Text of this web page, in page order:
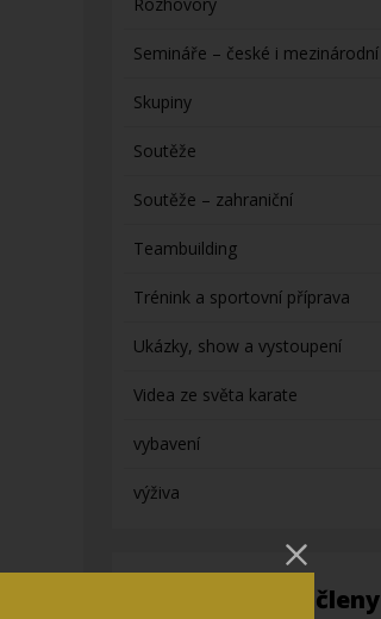
Semináře – české i mezinárodní
Skupiny
Soutěže
Soutěže – zahraniční
Teambuilding
Trénink a sportovní příprava
Ukázky, show a vystoupení
Videa ze světa karate
vybavení
výživa
Informace pro členy